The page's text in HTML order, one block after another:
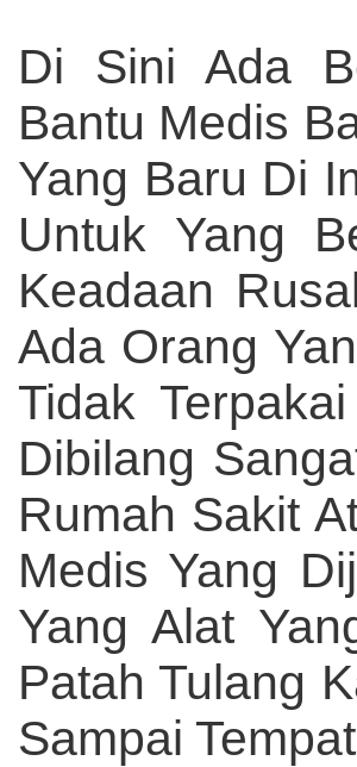
Di Sini Ada
Bantu Medis
Yang Baru Di
Untuk Yang
Keadaan
Ada Orang
Tidak
Dibilang
Rumah Sakit
Medis Yang
Yang Alat
Patah Tulang
Sampai